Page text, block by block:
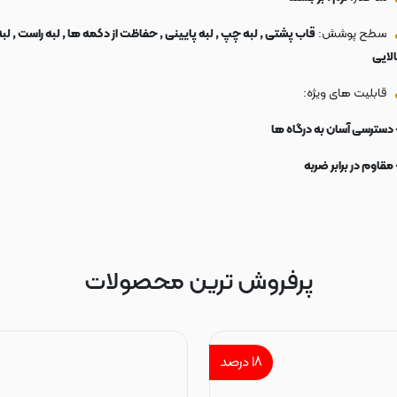
سطح پوشش: قاب پشتی , لبه چپ , لبه پایینی , حفاظت از دکمه ها , لبه راست ,
قابلیت های ویژه:
دسترسی آسان به درگاه ها
مقاوم در برابر ضربه
پرفروش ترین محصولات
۱۸درصد